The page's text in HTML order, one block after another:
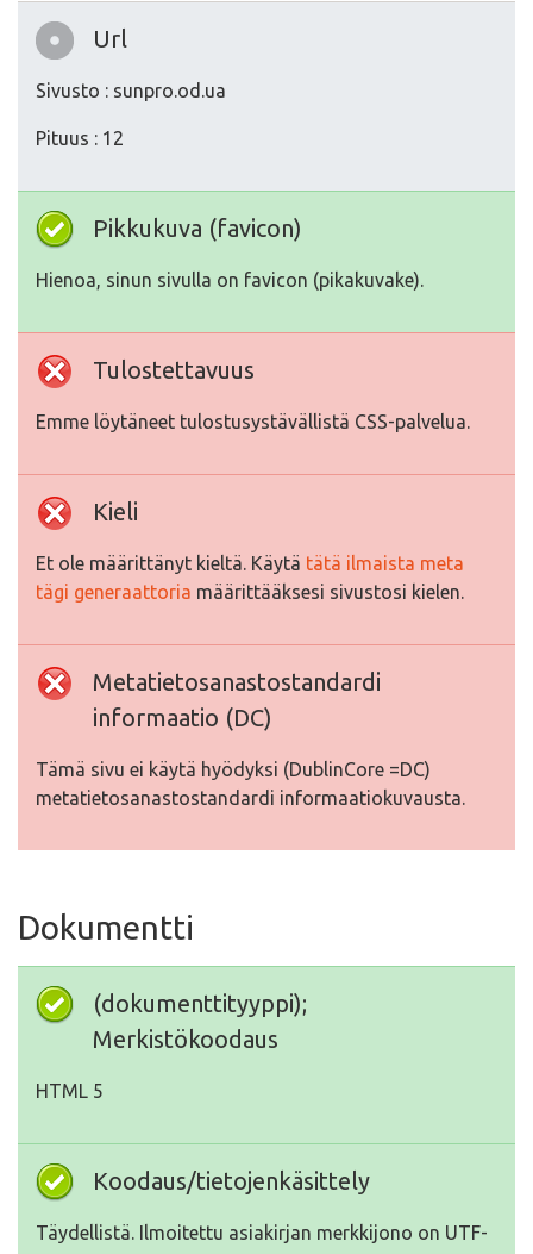
Url
Sivusto : sunpro.od.ua
Pituus : 12
Pikkukuva (favicon)
Hienoa, sinun sivulla on favicon (pikakuvake).
Tulostettavuus
Emme löytäneet tulostusystävällistä CSS-palvelua.
Kieli
Et ole määrittänyt kieltä. Käytä tätä ilmaista meta
tägi generaattoria määrittääksesi sivustosi kielen.
Metatietosanastostandardi
informaatio (DC)
Tämä sivu ei käytä hyödyksi (DublinCore =DC)
metatietosanastostandardi informaatiokuvausta.
Dokumentti
(dokumenttityyppi);
Merkistökoodaus
HTML 5
Koodaus/tietojenkäsittely
Täydellistä. Ilmoitettu asiakirjan merkkijono on UTF-